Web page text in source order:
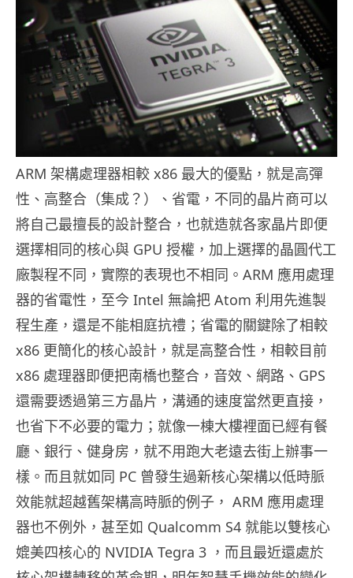
ARM 架構處理器相較 x86 最大的優點，就是高彈
性、高整合（集成？）、省電，不同的晶片商可以
將自己最擅長的設計整合，也就造就各家晶片即便
選擇相同的核心與 GPU 授權，加上選擇的晶圓代工
廠製程不同，實際的表現也不相同。ARM 應用處理
器的省電性，至今 Intel 無論把 Atom 利用先進製
程生產，還是不能相庭抗禮；省電的關鍵除了相較
x86 更簡化的核心設計，就是高整合性，相較目前
x86 處理器即便把南橋也整合，音效、網路、GPS
還需要透過第三方晶片，溝通的速度當然更直接，
也省下不必要的電力；就像一棟大樓裡面已經有餐
廳、銀行、健身房，就不用跑大老遠去街上辦事一
樣。而且就如同 PC 曾發生過新核心架構以低時脈
效能就超越舊架構高時脈的例子， ARM 應用處理
器也不例外，甚至如 Qualcomm S4 就能以雙核心
媲美四核心的 NVIDIA Tegra 3 ，而且最近還處於